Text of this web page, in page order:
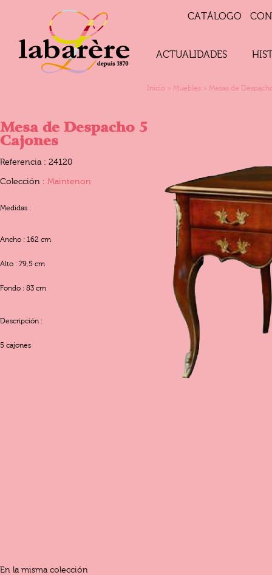
CATÁLOGO
ACTUALIDADES
Inicio > Muebles > Mesas de
Mesa de Despacho 5
Cajones
Referencia : 24120
Colección : Maintenon
Medidas :
Ancho : 162 cm
Alto : 79,5 cm
Fondo : 83 cm
Descripción :
5 cajones
En la misma colección